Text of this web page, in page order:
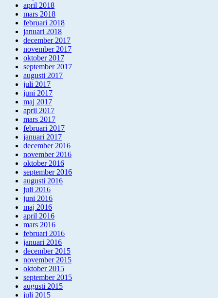
april 2018
mars 2018
februari 2018
januari 2018
december 2017
november 2017
oktober 2017
september 2017
augusti 2017
juli 2017
juni 2017
maj 2017
april 2017
mars 2017
februari 2017
januari 2017
december 2016
november 2016
oktober 2016
september 2016
augusti 2016
juli 2016
juni 2016
maj 2016
april 2016
mars 2016
februari 2016
januari 2016
december 2015
november 2015
oktober 2015
september 2015
augusti 2015
juli 2015